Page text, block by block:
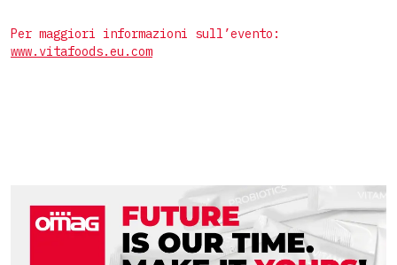
Preformate
Per maggiori informazioni sull’evento:
www.vitafoods.eu.com